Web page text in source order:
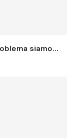
siamo...